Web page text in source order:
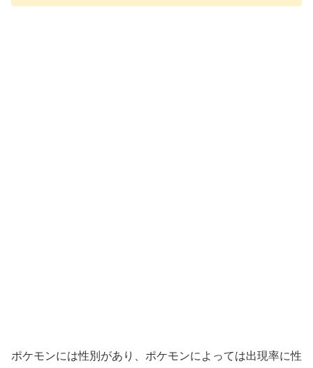
ポケモンには性別があり、ポケモンによっては出現率に性